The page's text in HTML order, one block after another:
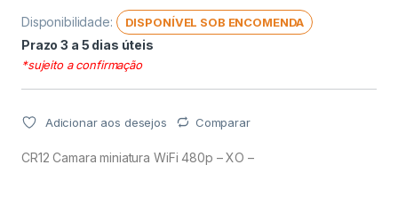
Disponibilidade: DISPONÍVEL SOB ENCOMENDA
Prazo 3 a 5 dias úteis
*sujeito a confirmação
Adicionar aos desejos Comparar
CR12 Camara miniatura WiFi 480p – XO –